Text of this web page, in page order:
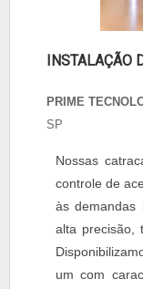
INSTALAÇÃO
PRIME
SP
Nossas
controle de
às demandas
alta precisão,
um com